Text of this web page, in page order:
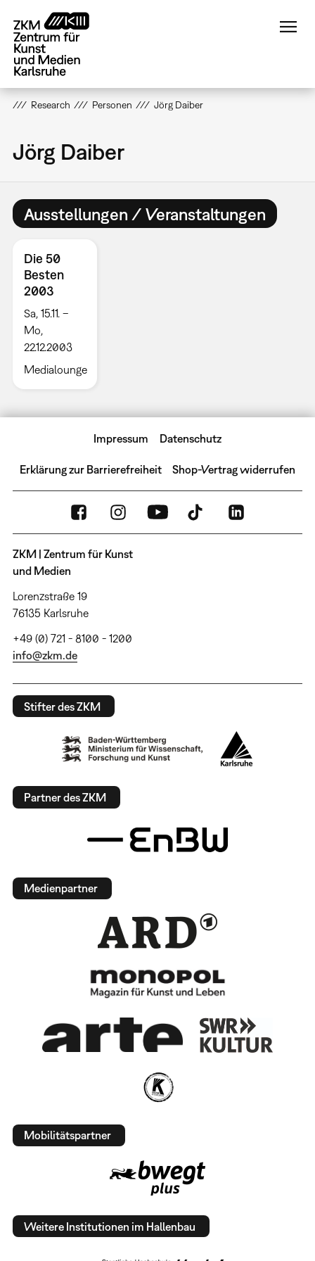
zum
Inhalt
Research Personen Jörg Daiber
Jörg Daiber
Ausstellungen / Veranstaltungen
Die 50
Besten
2003
Sa, 15.11. –
Mo,
22.12.2003
Medialounge
Impressum Datenschutz
Erklärung zur Barrierefreiheit Shop-Vertrag widerrufen
ZKM | Zentrum für Kunst
und Medien
Lorenzstraße 19
76135 Karlsruhe
+49 (0) 721 - 8100 - 1200
info@zkm.de
Stifter des ZKM
Partner des ZKM
Medienpartner
Mobilitätspartner
Weitere Institutionen im Hallenbau